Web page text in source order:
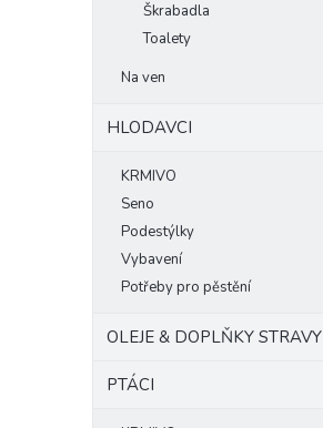
Škrabadla
Toalety
Na ven
HLODAVCI
KRMIVO
Seno
Podestýlky
Vybavení
Potřeby pro pěstění
OLEJE & DOPLŇKY STRAVY
PTÁCI